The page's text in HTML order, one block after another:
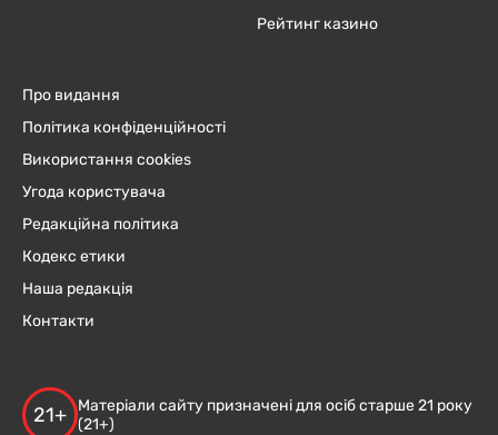
Рейтинг казино
Про видання
Політика конфіденційності
Використання cookies
Угода користувача
Редакційна політика
Кодекс етики
Наша редакція
Контакти
21+
Матеріали сайту призначені для осіб старше 21 року
(21+)